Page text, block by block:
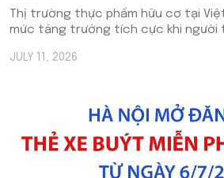
Thị trường thực phẩm hữu cơ tại
mức tăng trưởng tích cực khi người
JULY 11, 2026